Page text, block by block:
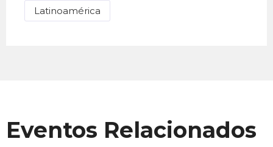
Latinoamérica
Eventos Relacionados